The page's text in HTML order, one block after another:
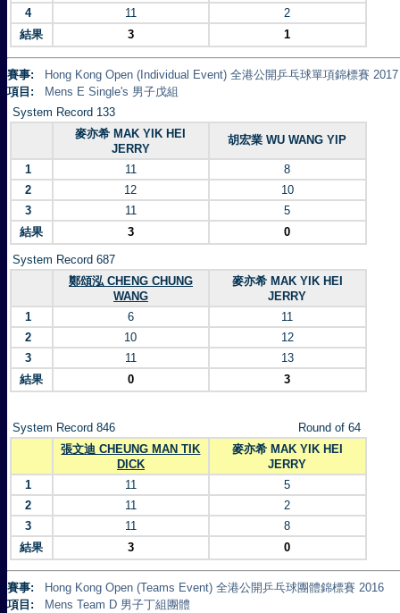
4
11
2
結果
3 1
賽事:
Hong Kong Open (Individual Event) 全港公開乒乓球單項錦標賽 2017
項目:
Mens E Single's 男子戊組
System Record 133
麥亦希 MAK YIK HEI
JERRY
胡宏業 WU WANG YIP
1 11
8
2
12
10
3
11
5
結果
3 0
System Record 687
鄭頌泓 CHENG CHUNG
WANG
麥亦希 MAK YIK HEI
JERRY
1
6
11
2
10
12
3
11
13
結果
0 3
System Record 846
Round of 64
張文迪 CHEUNG MAN TIK
DICK
麥亦希 MAK YIK HEI
JERRY
1
11
5
2
11
2
3
11
8
結果
3 0
賽事:
Hong Kong Open (Teams Event) 全港公開乒乓球團體錦標賽 2016
項目:
Mens Team D 男子丁組團體